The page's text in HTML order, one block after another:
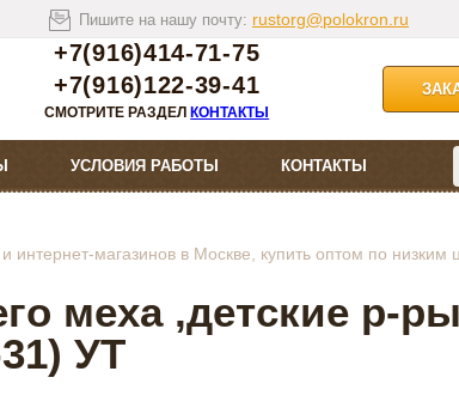
Пишите на нашу почту: rustorg@polokron.ru
+7(916)414-71-75
+7(916)122-39-41
СМОТРИТЕ РАЗДЕЛКОНТАКТЫ
УСЛОВИЯ РАБОТЫ КОНТАКТЫ
интернет-магазинов в Москве, купить оптом по низким
меха ,детские р-
УТ